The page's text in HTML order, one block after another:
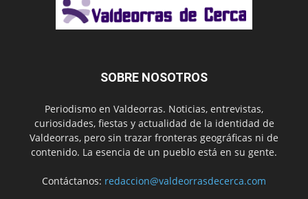
SOBRE NOSOTROS
Periodismo en Valdeorras. Noticias, entrevistas,
curiosidades, fiestas y actualidad de la identidad de
Valdeorras, pero sin trazar fronteras geográficas ni de
contenido. La esencia de un pueblo está en su gente.
Contáctanos: redaccion@valdeorrasdecerca.com